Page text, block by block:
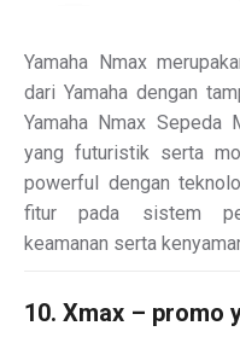
Yamaha Nmax
dari Yamaha dengan
Yamaha Nmax Sepeda
yang futuristik serta
powerful dengan
fitur pada sistem
keamanan serta
10. Xmax – promo